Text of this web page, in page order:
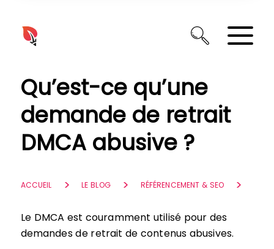
Qu’est-ce qu’une
demande de retrait
DMCA abusive ?
ACCUEIL LE BLOG RÉFÉRENCEMENT & SEO
Le DMCA est couramment utilisé pour des
demandes de retrait de contenus abusives.